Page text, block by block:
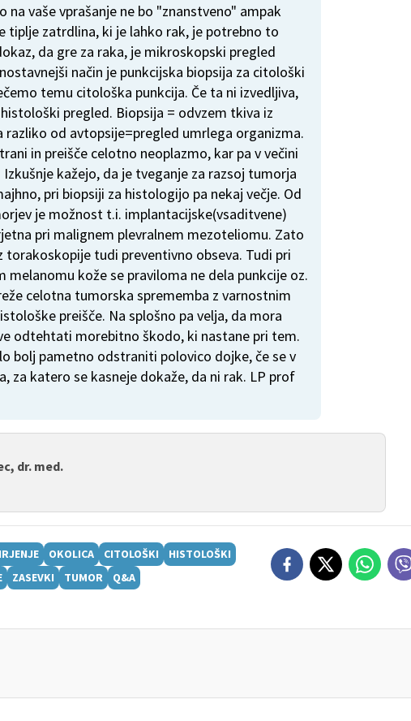
na vaše vprašanje ne bo "znanstveno" ampak
tiplje zatrdlina, ki je lahko rak, je potrebno to
da gre za raka, je mikroskopski pregled
način je punkcijska biopsija za citološki
temu citološka punkcija. Če ta ni izvedljiva,
pregled. Biopsija = odvzem tkiva iz
razliko od avtopsije=pregled umrlega organizma.
in preišče celotno neoplazmo, kar pa v večini
kažejo, da je tveganje za razsoj tumorja
pri biopsiji za histologijo pa nekaj večje. Od
je možnost t.i. implantacijske(vsaditvene)
pri malignem plevralnem mezoteliomu. Zato
torakoskopije tudi preventivno obseva. Tudi pri
melanomu kože se praviloma ne dela punkcije oz.
celotna tumorska sprememba z varnostnim
preišče. Na splošno pa velja, da mora
odtehtati morebitno škodo, ki nastane pri tem.
bolj pametno odstraniti polovico dojke, če se v
za katero se kasneje dokaže, da ni rak. LP prof
dr. med.
OKOLICA CITOLOŠKI
HISTOLOŠKI
ZASEVKI TUMOR Q&A